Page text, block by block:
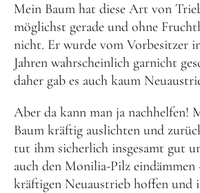
Mein Baum hat diese Art von
möglichst gerade und ohne
nicht. Er wurde vom Vorbesitzer
Jahren wahrscheinlich garnicht
daher gab es auch kaum
Aber da kann man ja nachhelfen!
Baum kräftig auslichten und
tut ihm sicherlich insgesamt gut
auch den Monilia-Pilz eindämmen
kräftigen Neuaustrieb hoffen und